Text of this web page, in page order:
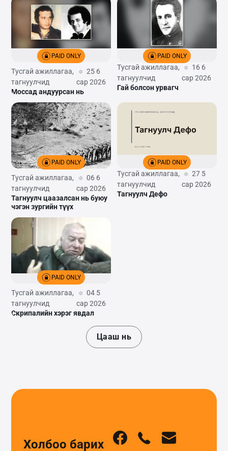
PAID ONLY
Тусгай ажиллагаа,
тагнуулчид
25 6
сар 2026
Моссад андуурсан нь
PAID ONLY
Тусгай ажиллагаа,
тагнуулчид
16 6
сар 2026
Гай болсон урвагч
PAID ONLY
Тусгай ажиллагаа,
тагнуулчид
06 6
сар 2026
Тагнуулч цаазалсан нь буюу
нэгэн зургийн түүх
PAID ONLY
Тусгай ажиллагаа,
тагнуулчид
27 5
сар 2026
Тагнуулч Дефо
PAID ONLY
Тусгай ажиллагаа,
тагнуулчид
04 5
сар 2026
Скрипалийн хэрэг явдал
Цааш нь
Холбоо барих